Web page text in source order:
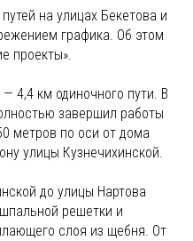
на улицах Бекетова и
графика. Об этом
проекты».
4,4 км одиночного пути. В
завершил работы
метров по оси от дома
улицы Кузнечихинской.
до улицы Нартова
решетки и
слоя из щебня. От